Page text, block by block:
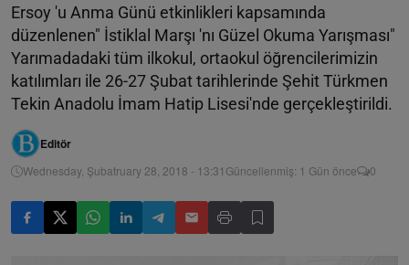
Ersoy 'u Anma Günü etkinlikleri kapsamında
düzenlenen" İstiklal Marşı 'nı Güzel Okuma Yarışması"
Yarımadadaki tüm ilkokul, ortaokul öğrencilerimizin
katılımları ile 26-27 Şubat tarihlerinde Şehit Türkmen
Tekin Anadolu İmam Hatip Lisesi'nde gerçekleştirildi.
Editör
Wednesday, Şubatruary 28, 2018 - 13:31 Güncellenmiş: 1 Gün önce 0